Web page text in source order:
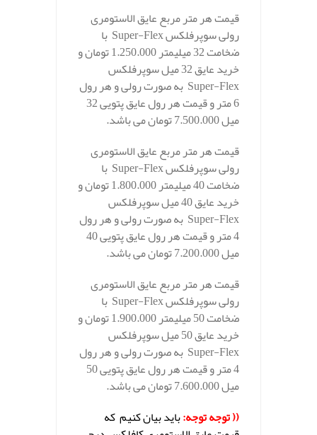
قیمت هر متر مربع عایق الاستومری
رولی سوپرفلکس Super-Flex با
ضخامت 32 میلیمتر 1.250.000 تومان و
خرید عایق 32 میل سوپرفلکس
Super-Flex به صورت رولی و هر رول
6 متر و قیمت هر رول عایق پتویی 32
میل 7.500.000 تومان می باشد.
قیمت هر متر مربع عایق الاستومری
رولی سوپرفلکس Super-Flex با
ضخامت 40 میلیمتر 1.800.000 تومان و
خرید عایق 40 میل سوپرفلکس
Super-Flex به صورت رولی و هر رول
4 متر و قیمت هر رول عایق پتویی 40
میل 7.200.000 تومان می باشد.
قیمت هر متر مربع عایق الاستومری
رولی سوپرفلکس Super-Flex با
ضخامت 50 میلیمتر 1.900.000 تومان و
خرید عایق 50 میل سوپرفلکس
Super-Flex به صورت رولی و هر رول
4 متر و قیمت هر رول عایق پتویی 50
میل 7.600.000 تومان می باشد.
(( توجه توجه:باید بیان کنیم که